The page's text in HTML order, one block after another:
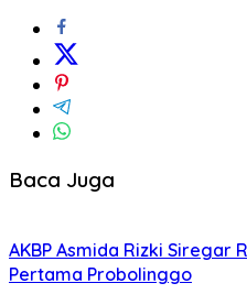
Baca Juga
AKBP Asmida Rizki Siregar
Pertama Probolinggo